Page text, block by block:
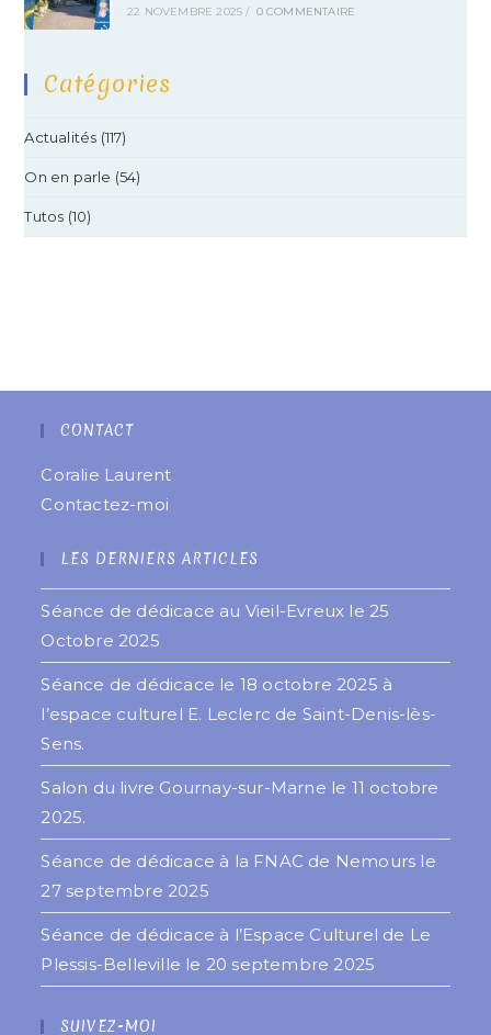
22 NOVEMBRE 2025 / 0 COMMENTAIRE
Catégories
Actualités (117)
On en parle (54)
Tutos (10)
CONTACT
Coralie Laurent
Contactez-moi
LES DERNIERS ARTICLES
Séance de dédicace au Vieil-Evreux le 25
Octobre 2025
Séance de dédicace le 18 octobre 2025 à
l’espace culturel E. Leclerc de Saint-Denis-lès-
Sens.
Salon du livre Gournay-sur-Marne le 11 octobre
2025.
Séance de dédicace à la FNAC de Nemours le
27 septembre 2025
Séance de dédicace à l’Espace Culturel de Le
Plessis-Belleville le 20 septembre 2025
SUIVEZ-MOI